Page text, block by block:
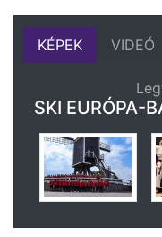
KÉPEK VIDEÓ
SKI EURÓPA-